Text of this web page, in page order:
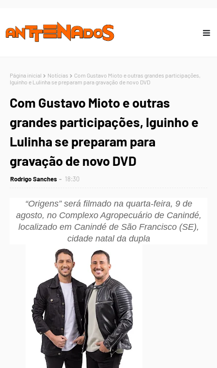
Página inicial Notícias
Com Gustavo Mioto e outras grandes participações,
Iguinho e Lulinha se preparam para gravação de novo DVD
Com Gustavo Mioto e outras
grandes participações, Iguinho e
Lulinha se preparam para
gravação de novo DVD
Rodrigo Sanches 18:30
“Origens”será filmado na quarta-feira, 9 de
agosto, no Complexo Agropecuário de Canindé,
localizado em Canindé de São Francisco (SE),
cidade natal da dupla